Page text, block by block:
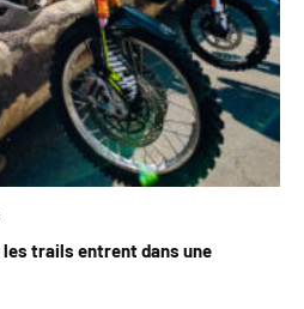
les trails entrent dans une